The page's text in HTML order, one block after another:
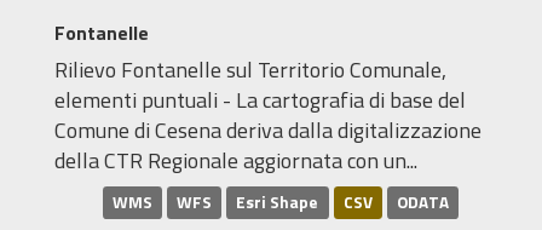
Fontanelle
Rilievo Fontanelle sul Territorio Comunale,
elementi puntuali - La cartografia di base del
Comune di Cesena deriva dalla digitalizzazione
della CTR Regionale aggiornata con un...
WMS WFS Esri Shape CSV ODATA